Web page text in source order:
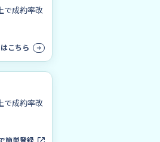
で成約率改
こちら
で成約率改